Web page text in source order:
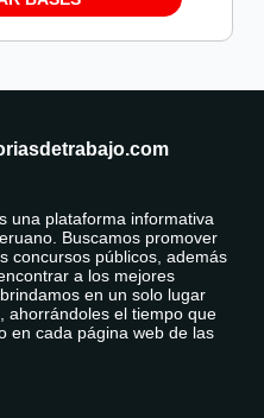
una plataforma informativa
Buscamos promover
concursos públicos, además
a los mejores
en un solo lugar
ahorrándoles el tiempo que
en cada página web de las